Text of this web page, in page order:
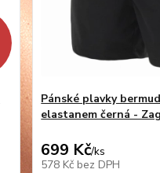
Pánské plavky
elastanem černá -
699 Kč/ks
578 Kč bez DPH